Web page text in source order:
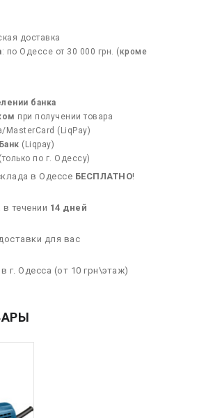
доставка
: по Одессе от 30 000 грн. (кроме
банка
при получении товара
MasterCard (LiqPay)
(Liqpay)
по г. Одессу)
в Одессе БЕСПЛАТНО!
течении 14 дней
для вас
г. Одесса (от 10 грн\этаж)